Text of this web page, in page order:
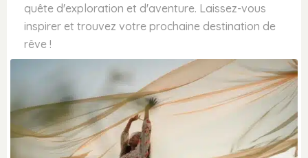
quête d'exploration et d'aventure. Laissez-vous
inspirer et trouvez votre prochaine destination de
rêve !